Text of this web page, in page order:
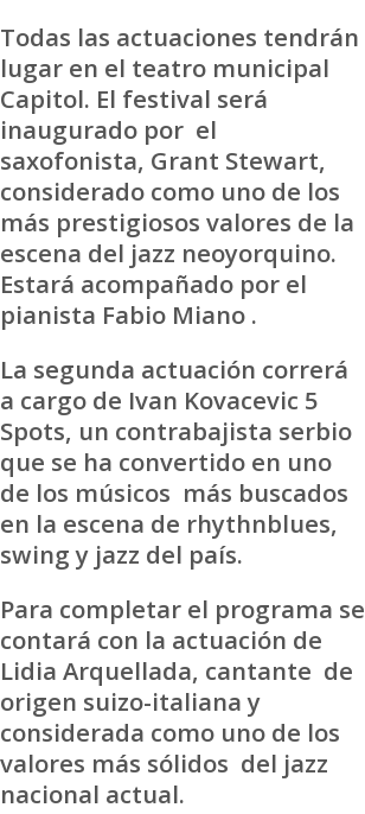
Todas las actuaciones tendrán
lugar en el teatro municipal
Capitol. El festival será
inaugurado por el
saxofonista, Grant Stewart,
considerado como uno de los
más prestigiosos valores de la
escena del jazz neoyorquino.
Estará acompañado por el
pianista Fabio Miano .
La segunda actuación correrá
a cargo de Ivan Kovacevic 5
Spots, un contrabajista serbio
que se ha convertido en uno
de los músicos más buscados
en la escena de rhythnblues,
swing y jazz del país.
Para completar el programa se
contará con la actuación de
Lidia Arquellada, cantante de
origen suizo-italiana y
considerada como uno de los
valores más sólidos del jazz
nacional actual.